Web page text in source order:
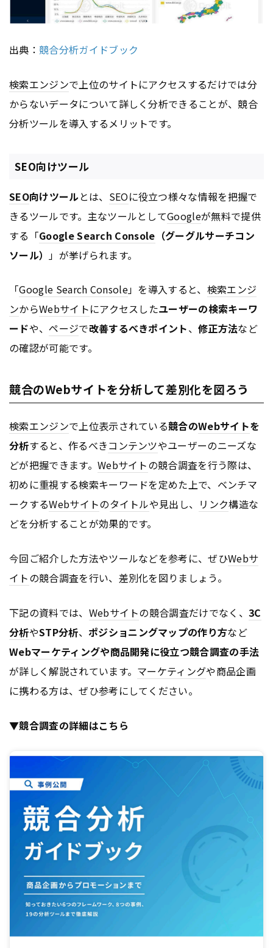
出典： 競合分析ガイドブック
検索エンジンで上位のサイトにアクセスするだけでは分
からないデータについて詳しく分析できることが、競合
分析ツールを導入するメリットです。
SEO向けツール
SEO向けツールとは、 SEOに役立つ様々な情報を把握で
きるツールです。主なツールとしてGoogleが無料で提供
する「Google Search Console （グーグルサーチコン
ソール）
」が挙げられます。
「Google Search Console」を導入すると、 検索エンジ
ンからWebサイトにアクセスしたユーザーの検索キーワ
ードや、ページで改善するべきポイント、修正方法など
の確認が可能です。
競合のWebサイトを分析して差別化を図ろう
検索エンジンで上位表示されている競合のWebサイトを
分析すると、作るべきコンテンツやユーザーのニーズな
どが把握できます。 Webサイトの競合調査を行う際は、
初めに重視する検索キーワードを定めた上で、ベンチマ
ークするWebサイトのタイトルや見出し、 リンク構造な
どを分析することが効果的です。
今回ご紹介した方法やツールなどを参考に、ぜひWebサ
イトの競合調査を行い、差別化を図りましょう。
下記の資料では、 Webサイトの競合調査だけでなく、3C
分析やSTP分析、 ポジショニングマップの作り方など
Webマーケティングや商品開発に役立つ競合調査の手法
が詳しく解説されています。 マーケティングや商品企画
に携わる方は、ぜひ参考にしてください。
▼競合調査の詳細はこちら